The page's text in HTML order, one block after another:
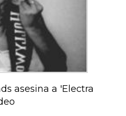
asesina a 'Electra